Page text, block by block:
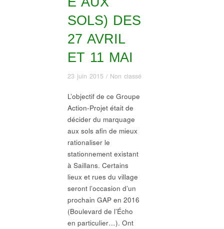
SOLS) DES
27 AVRIL
ET 11 MAI
23 juin 2015 / Non classé
L’objectif de ce Groupe
Action-Projet était de
décider du marquage
aux sols afin de mieux
rationaliser le
stationnement existant
à Saillans. Certains
lieux et rues du village
seront l’occasion d’un
prochain GAP en 2016
(Boulevard de l’Écho
en particulier…). Ont